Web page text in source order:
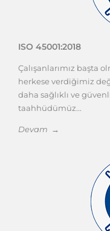
ISO 45001:2018
Çalışanlarımız başta
herkese verdiğimiz
daha sağlıklı ve
taahhüdümüz...
Devam →